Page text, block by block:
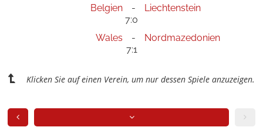
Belgien
Liechtenstein
7:0
Wales
Nordmazedonien
7:1
Klicken Sie auf einen Verein, um nur dessen Spiele anzuzeigen.